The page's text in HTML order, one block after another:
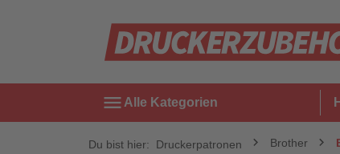
menu Alle Kategorien
Du bist hier: Druckerpatronen Brother